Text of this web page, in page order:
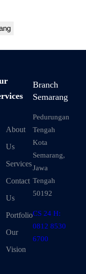
About
Us
Services
Contact
Us
Portfolio
Our
Vision
Branch
Semarang
Pedurungan
Tengah
Kota
Semarang,
Jawa
Tengah
50192
CS 24 H:
0812 8530
6700